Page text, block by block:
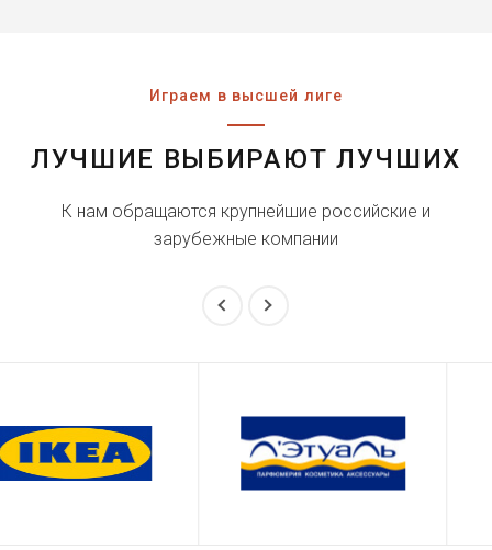
Играем в высшей лиге
ЛУЧШИЕ ВЫБИРАЮТ ЛУЧШИХ
К нам обращаются крупнейшие российские и
зарубежные компании